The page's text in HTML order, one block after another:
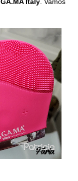
GA.MA Italy. Vamos